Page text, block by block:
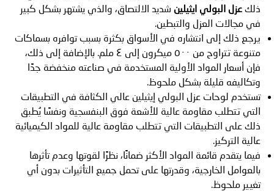
ذلكعزل البولي ايثيلين شديد الالتصاق، والذي يشتهر بشكل كبير
في مجالات العزل والتبطين.
يرجع ذلك إلى انتشاره في الأسواق بكثرة بسبب توافره بسماكات
متنوعة تتراوح من ٥٠٠ ميكرون إلى ٤ ملم. بالإضافة إلى ذلك،
فإن أسعار المواد الأولية المستخدمة في صناعته منخفضة جدًا
وتكاليفه قليلة بشكل ملحوظ.
تستخدم لوحات عزل البولي إيثيلين عالي الكثافة في التطبيقات
التي تتطلب مقاومة عالية للأشعة فوق البنفسجية ونفسًا يُطبق
ذلك على التطبيقات التي تتطلب مقاومة عالية للمواد الكيميائية
عالية التركيز.
فيما يتقدم قائمة المواد الأكثر ضمانًا، نظرًا لقوتها وعدم تأثرها
بالعوامل الخارجية، وقدرتها على تحمل جميع التأثيرات بدون أي
تغيير ملحوظ.